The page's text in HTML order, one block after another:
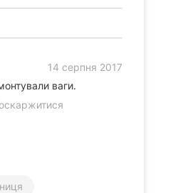
14 серпня 2017
ваги.